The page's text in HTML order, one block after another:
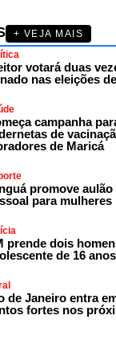
+ VEJA MAIS
votará duas
nas eleições
campanha
de
de Maricá
promove aulão
para mulheres
prende dois
de 16
de Janeiro entra
fortes nos